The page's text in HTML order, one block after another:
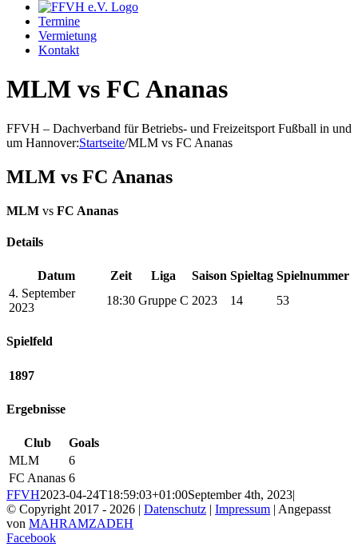
Termine
Vermietung
Kontakt
MLM vs FC Ananas
FFVH – Dachverband für Betriebs- und Freizeitsport Fußball in und
um Hannover:Startseite/MLM vs FC Ananas
MLM vs FC Ananas
MLM vs FC Ananas
Details
Datum Zeit Liga Saison Spieltag Spielnummer
4. September
2023
18:30 Gruppe C 2023 14 53
Spielfeld
1897
Ergebnisse
Club
Goals
MLM
6
FC Ananas 6
FFVH2023-04-24T18:59:03+01:00September 4th, 2023|
© Copyright 2017 - 2026 | Datenschutz | Impressum | Angepasst
von MAHRAMZADEH
Facebook